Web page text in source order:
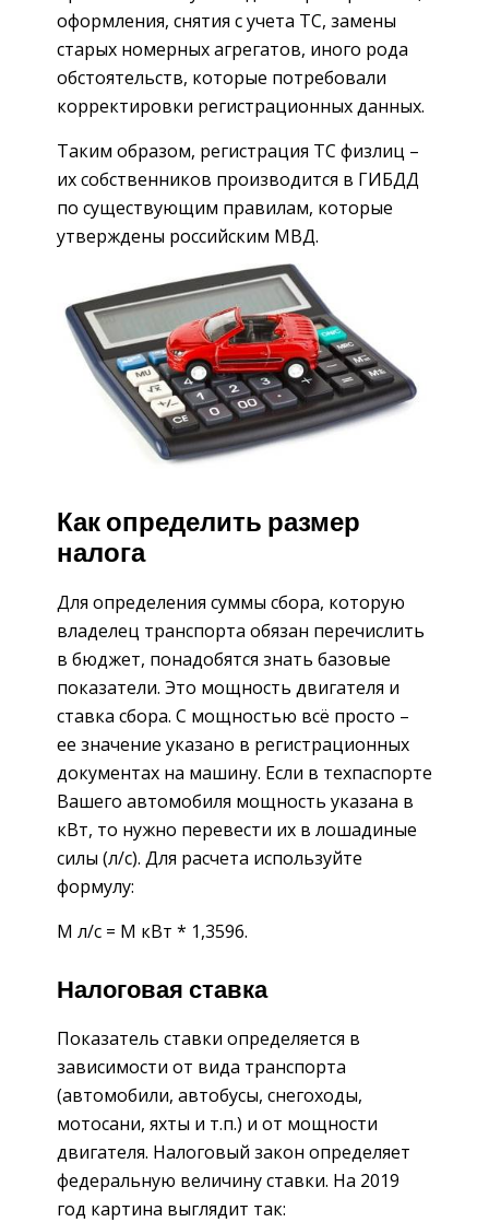
оформления, снятия с учета ТС, замены
старых номерных агрегатов, иного рода
обстоятельств, которые потребовали
корректировки регистрационных данных.
Таким образом, регистрация ТС физлиц –
их собственников производится в ГИБДД
по существующим правилам, которые
утверждены российским МВД.
Как определить размер
налога
Для определения суммы сбора, которую
владелец транспорта обязан перечислить
в бюджет, понадобятся знать базовые
показатели. Это мощность двигателя и
ставка сбора. С мощностью всё просто –
ее значение указано в регистрационных
документах на машину. Если в техпаспорте
Вашего автомобиля мощность указана в
кВт, то нужно перевести их в лошадиные
силы (л/с). Для расчета используйте
формулу:
М л/с = М кВт * 1,3596.
Налоговая ставка
Показатель ставки определяется в
зависимости от вида транспорта
(автомобили, автобусы, снегоходы,
мотосани, яхты и т.п.) и от мощности
двигателя. Налоговый закон определяет
федеральную величину ставки. На 2019
год картина выглядит так: